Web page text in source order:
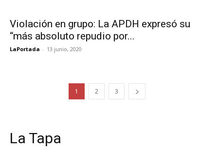
Violación en grupo: La APDH expresó su
“más absoluto repudio por...
LaPortada - 13 junio, 2020
1 2 3
La Tapa